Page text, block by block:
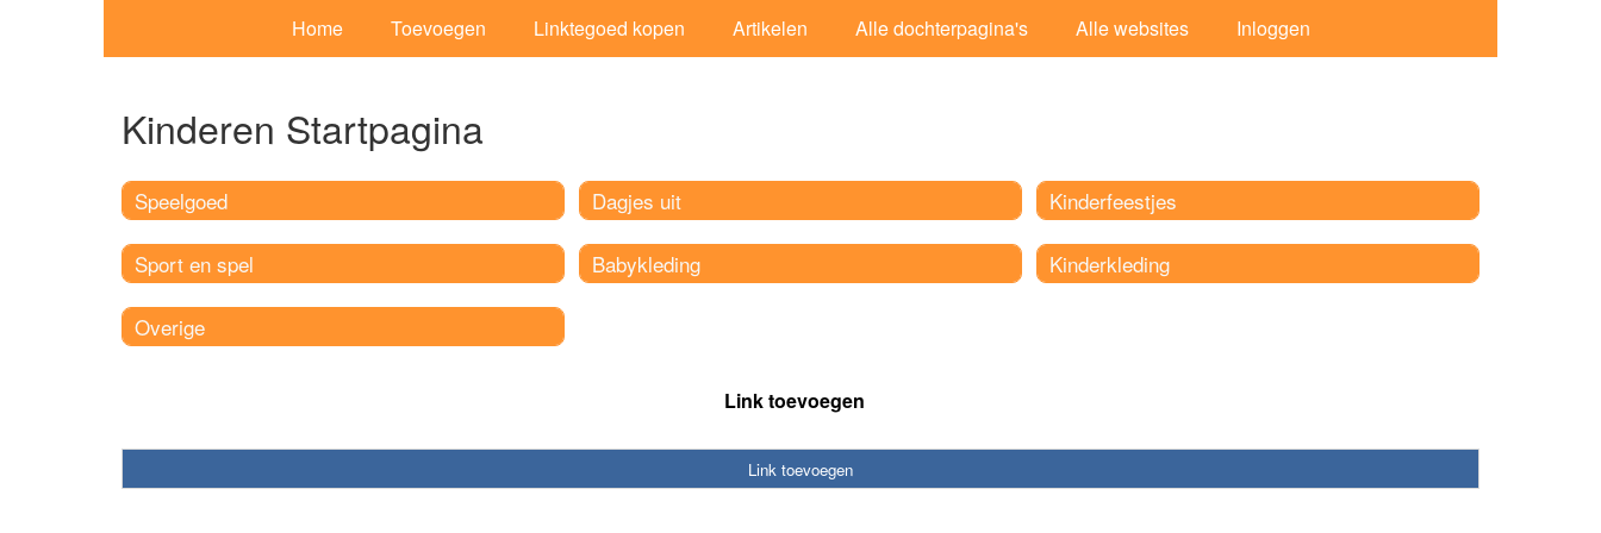
Home Toevoegen Linktegoed kopen Artikelen Alle dochterpagina's Alle websites Inloggen
Kinderen Startpagina
Speelgoed
Sport en spel
Overige
Dagjes uit
Babykleding
Kinderfeestjes
Kinderkleding
Link toevoegen
Link toevoegen